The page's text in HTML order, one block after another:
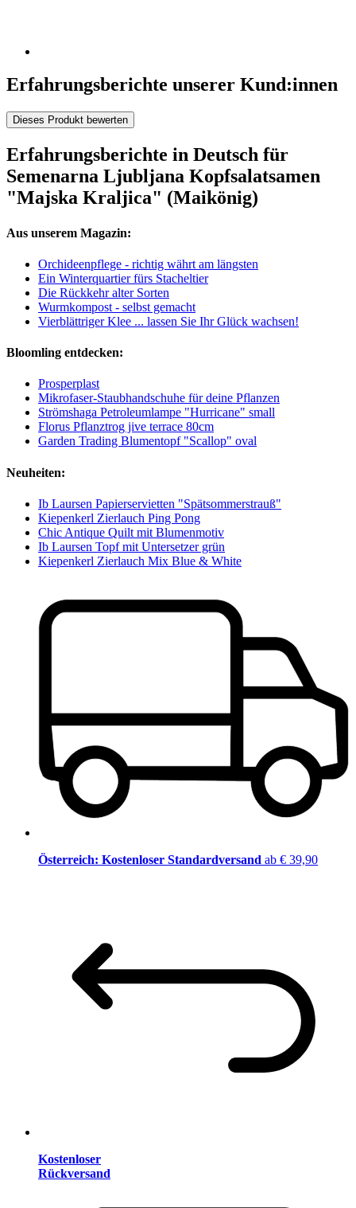
Erfahrungsberichte unserer Kund:innen
Dieses Produkt bewerten
Erfahrungsberichte in Deutsch für
Semenarna Ljubljana Kopfsalatsamen
"Majska Kraljica" (Maikönig)
Aus unserem Magazin:
Orchideenpflege - richtig währt am längsten
Ein Winterquartier fürs Stacheltier
Die Rückkehr alter Sorten
Wurmkompost - selbst gemacht
Vierblättriger Klee ... lassen Sie Ihr Glück wachsen!
Bloomling entdecken:
Prosperplast
Mikrofaser-Staubhandschuhe für deine Pflanzen
Strömshaga Petroleumlampe "Hurricane" small
Florus Pflanztrog jive terrace 80cm
Garden Trading Blumentopf "Scallop" oval
Neuheiten:
Ib Laursen Papierservietten "Spätsommerstrauß"
Kiepenkerl Zierlauch Ping Pong
Chic Antique Quilt mit Blumenmotiv
Ib Laursen Topf mit Untersetzer grün
Kiepenkerl Zierlauch Mix Blue & White
Österreich: Kostenloser Standardversand ab € 39,90
Kostenloser
Rückversand